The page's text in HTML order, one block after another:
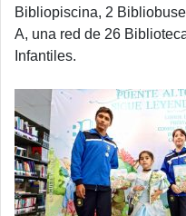
Bibliopiscina, 2
A, una red de 26
Infantiles.